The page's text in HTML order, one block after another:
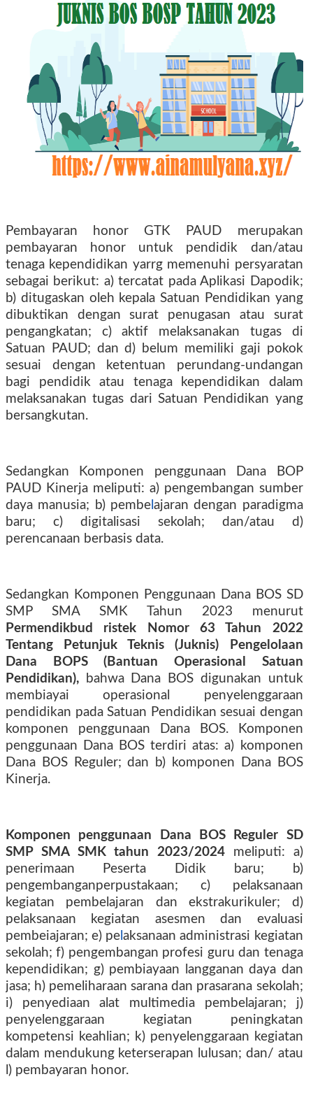
Pembayaran honor GTK PAUD merupakan
pembayaran honor untuk pendidik dan/atau
tenaga kependidikan yarrg memenuhi persyaratan
sebagai berikut: a) tercatat pada Aplikasi Dapodik;
b) ditugaskan oleh kepala Satuan Pendidikan yang
dibuktikan dengan surat penugasan atau surat
pengangkatan; c) aktif melaksanakan tugas di
Satuan PAUD; dan d) belum memiliki gaji pokok
sesuai dengan ketentuan perundang-undangan
bagi pendidik atau tenaga kependidikan dalam
melaksanakan tugas dari Satuan Pendidikan yang
bersangkutan.
Sedangkan Komponen penggunaan Dana BOP
PAUD Kinerja meliputi: a) pengembangan sumber
daya manusia; b) pembel ajaran dengan paradigma
baru; c) digitalisasi sekolah; dan/atau d)
perencanaan berbasis data.
Sedangkan Komponen Penggunaan Dana BOS SD
SMP SMA SMK Tahun 2023 menurut
Permendikbud ristek Nomor 63 Tahun 2022
Tentang Petunjuk Teknis (Juknis) Pengelolaan
Dana BOPS (Bantuan Operasional Satuan
Pendidikan),
bahwa Dana BOS digunakan untuk
membiayai operasional penyelenggaraan
pendidikan pada Satuan Pendidikan sesuai dengan
komponen penggunaan Dana BOS. Komponen
penggunaan Dana BOS terdiri atas: a) komponen
Dana BOS Reguler; dan b) komponen Dana BOS
Kinerja.
Komponen penggunaan Dana BOS Reguler SD
SMP SMA SMK
tahun 2023/2024 meliputi: a)
penerimaan Peserta Didik baru; b)
pengembanganperpustakaan; c) pelaksanaan
kegiatan pembelajaran dan ekstrakurikuler; d)
pelaksanaan kegiatan asesmen dan evaluasi
pembeiajaran; e) pe laksanaan administrasi kegiatan
sekolah; f) pengembangan profesi guru dan tenaga
kependidikan; g) pembiayaan langganan daya dan
jasa; h) pemeliharaan sarana dan prasarana sekolah;
i) penyediaan alat multimedia pembelajaran; j)
penyelenggaraan kegiatan peningkatan
kompetensi keahlian; k) penyelenggaraan kegiatan
dalam mendukung keterserapan lulusan; dan/ atau
l) pembayaran honor.